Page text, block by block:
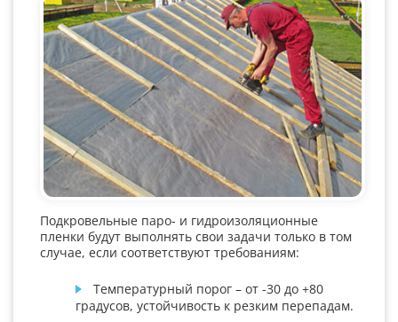
Подкровельные паро- и гидроизоляционные
пленки будут выполнять свои задачи только в том
случае, если соответствуют требованиям:
Температурный порог – от -30 до +80
градусов, устойчивость к резким перепадам.